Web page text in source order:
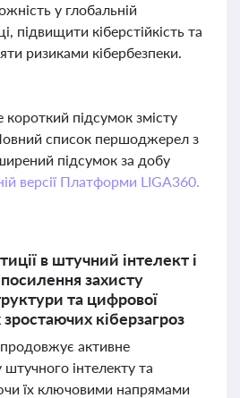
у глобальній
підвищити кіберстійкість та
ризиками кібербезпеки.
підсумок змісту
список першоджерел з
підсумок за добу
версії Платформи LIGA360.
в штучний інтелект і
захисту
та цифрової
зростаючих кіберзагроз
активне
штучного інтелекту та
їх ключовими напрямами